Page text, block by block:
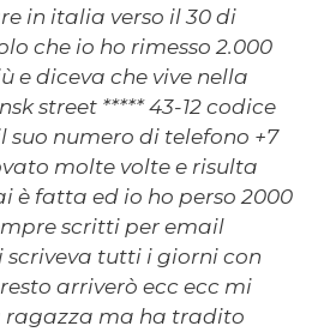
in italia verso il 30 di
che io ho rimesso 2.000
e diceva che vive nella
street ***** 43-12 codice
suo numero di telefono +7
molte volte e risulta
è fatta ed io ho perso 2000
scritti per email
tutti i giorni con
arriverò ecc ecc mi
ragazza ma ha tradito